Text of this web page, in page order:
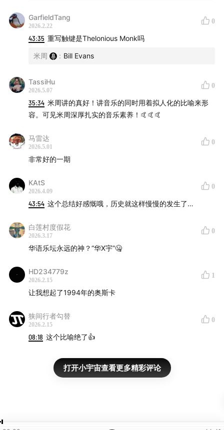
16:54 Lonely Woman – Ornette Coleman
Blue Rondo a la Turk – Dave Brubeck
26:57 Three to Get Ready – Dave Brubeck
Kathy’s Waltz – Dave Brubeck
28:12 Everyone’s Jumpin’ – Dave Brubeck
Moanin’ – Art Blackey
39:44 Goodbye Pork Pie Hat – Charles Mingus
Better Get It in Your Soul – Charles Mingus
44:03 Three and One – Gene Quill
GarfieldTang
2026.2.22
0
43:35 重写触键是Thelonious Monk吗
米周 : Bill Evans
TassiHu
2026.5.07
0
35:34 米周讲的真好！讲音乐的同时用着拟人化的比喻来形
容。可见米周深厚扎实的音乐素养！🤙🤙🤙
马雷达
2026.5.01
0
非常好的一期
KAtS
2026.4.09
0
43:54 这个总结好感慨哦，历史就这样慢慢的发生了…
白莲村度假花
2026.3.17
0
华语乐坛永远的神？“华X宇”🤐
HD234779z
2026.2.15
1
让我想起了1994年的奥斯卡
狭间行者勾替
2026.2.15
0
08:18 这个比喻绝了👍
打开小宇宙查看更多精彩评论